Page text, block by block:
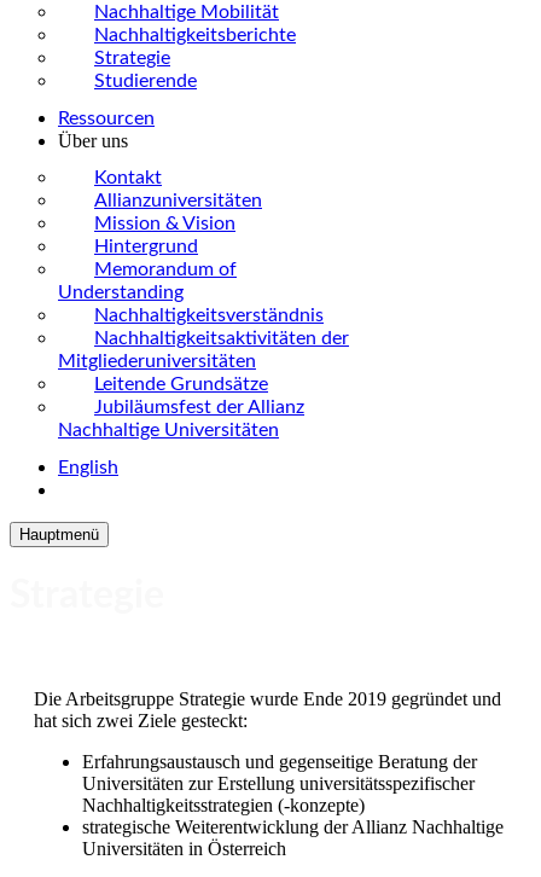
Nachhaltige Mobilität
Nachhaltigkeitsberichte
Strategie
Studierende
Ressourcen
Über uns
Kontakt
Allianzuniversitäten
Mission & Vision
Hintergrund
Memorandum of
Understanding
Nachhaltigkeitsverständnis
Nachhaltigkeitsaktivitäten der
Mitgliederuniversitäten
Leitende Grundsätze
Jubiläumsfest der Allianz
Nachhaltige Universitäten
English
Hauptmenü
Die Arbeitsgruppe Strategie wurde Ende 2019 gegründet und
hat sich zwei Ziele gesteckt:
Erfahrungsaustausch und gegenseitige Beratung der
Universitäten zur Erstellung universitätsspezifischer
Nachhaltigkeitsstrategien (-konzepte)
strategische Weiterentwicklung der Allianz Nachhaltige
Universitäten in Österreich